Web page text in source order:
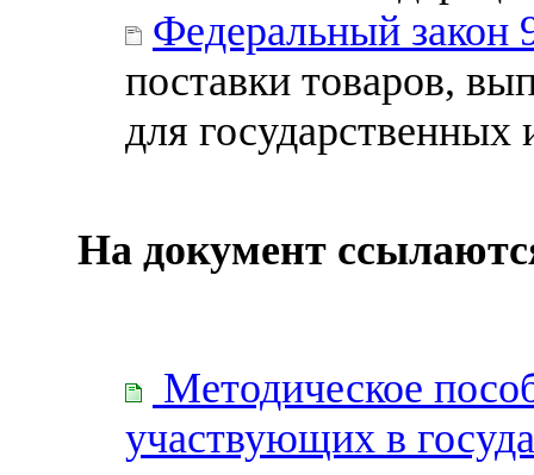
Федеральный закон
поставки товаров,
для
На документ
Методическое
участвующих в